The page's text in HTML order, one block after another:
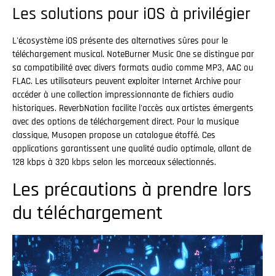
Les solutions pour iOS à privilégier
L'écosystème iOS présente des alternatives sûres pour le
téléchargement musical. NoteBurner Music One se distingue par
sa compatibilité avec divers formats audio comme MP3, AAC ou
FLAC. Les utilisateurs peuvent exploiter Internet Archive pour
accéder à une collection impressionnante de fichiers audio
historiques. ReverbNation facilite l'accès aux artistes émergents
avec des options de téléchargement direct. Pour la musique
classique, Musopen propose un catalogue étoffé. Ces
applications garantissent une qualité audio optimale, allant de
128 kbps à 320 kbps selon les morceaux sélectionnés.
Les précautions à prendre lors
du téléchargement